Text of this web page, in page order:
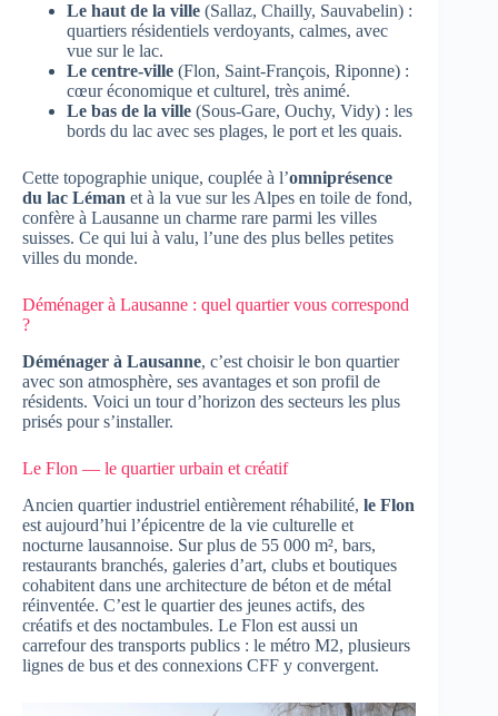
Le haut de la ville (Sallaz, Chailly, Sauvabelin) :
quartiers résidentiels verdoyants, calmes, avec
vue sur le lac.
Le centre-ville (Flon, Saint-François, Riponne) :
cœur économique et culturel, très animé.
Le bas de la ville (Sous-Gare, Ouchy, Vidy) : les
bords du lac avec ses plages, le port et les quais.
Cette topographie unique, couplée à l’omniprésence
du lac Léman et à la vue sur les Alpes en toile de fond,
confère à Lausanne un charme rare parmi les villes
suisses. Ce qui lui à valu, l’une des plus belles petites
villes du monde.
Déménager à Lausanne : quel quartier vous correspond
?
Déménager à Lausanne, c’est choisir le bon quartier
avec son atmosphère, ses avantages et son profil de
résidents. Voici un tour d’horizon des secteurs les plus
prisés pour s’installer.
Le Flon — le quartier urbain et créatif
Ancien quartier industriel entièrement réhabilité, le Flon
est aujourd’hui l’épicentre de la vie culturelle et
nocturne lausannoise. Sur plus de 55 000 m², bars,
restaurants branchés, galeries d’art, clubs et boutiques
cohabitent dans une architecture de béton et de métal
réinventée. C’est le quartier des jeunes actifs, des
créatifs et des noctambules. Le Flon est aussi un
carrefour des transports publics : le métro M2, plusieurs
lignes de bus et des connexions CFF y convergent.